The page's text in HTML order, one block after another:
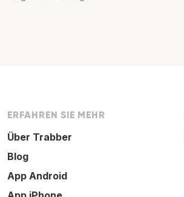
ERFAHREN SIE MEHR
Über Trabber
Blog
App Android